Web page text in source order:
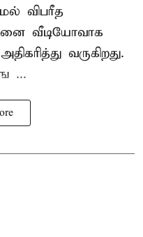
விபரீத
வீடியோவாக
வருகிறது.
...